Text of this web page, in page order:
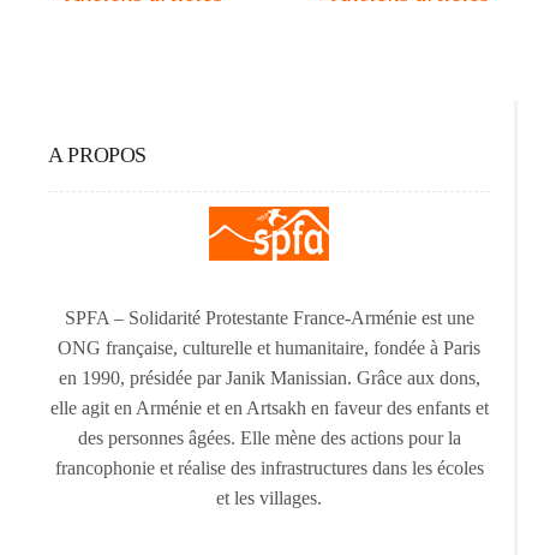
A PROPOS
SPFA – Solidarité Protestante France-Arménie est une
ONG française, culturelle et humanitaire, fondée à Paris
en 1990, présidée par Janik Manissian. Grâce aux dons,
elle agit en Arménie et en Artsakh en faveur des enfants et
des personnes âgées. Elle mène des actions pour la
francophonie et réalise des infrastructures dans les écoles
et les villages.